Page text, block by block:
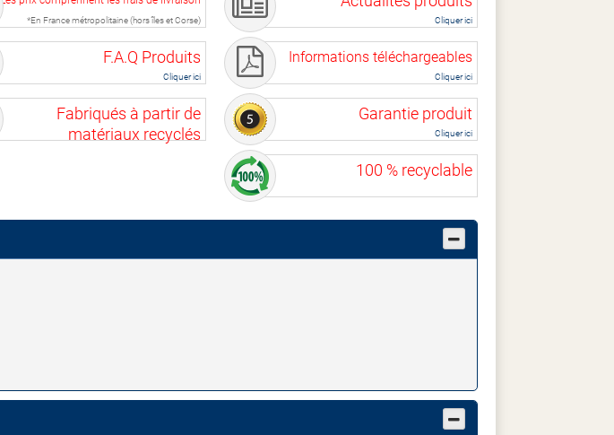
*En France métropolitaine (hors îles et Corse) Cliquer ici
F.A.Q Produits
Cliquer ici
Informations téléchargeables
Cliquer ici
Fabriqués à partir de
matériaux recyclés
Garantie produit
Cliquer ici
100 % recyclable